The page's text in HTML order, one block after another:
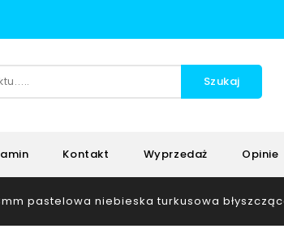
Szukaj
Kontakt Wyprzedaż Opinie
pastelowa niebieska turkusowa